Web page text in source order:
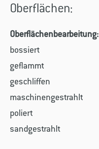
Oberflächen:
Oberflächenbearbeitung:
bossiert
geflammt
geschliffen
maschinengestrahlt
poliert
sandgestrahlt